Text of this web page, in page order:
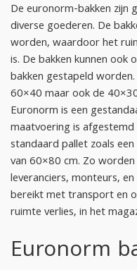
De euronorm-bakken zijn
diverse goederen. De
worden, waardoor het
is. De bakken kunnen
bakken gestapeld
60×40 maar ook de
Euronorm is een
maatvoering is
standaard pallet zoals
van 60×80 cm. Zo
leveranciers, monteurs,
bereikt met transport en
ruimte verlies, in het
Euronorm